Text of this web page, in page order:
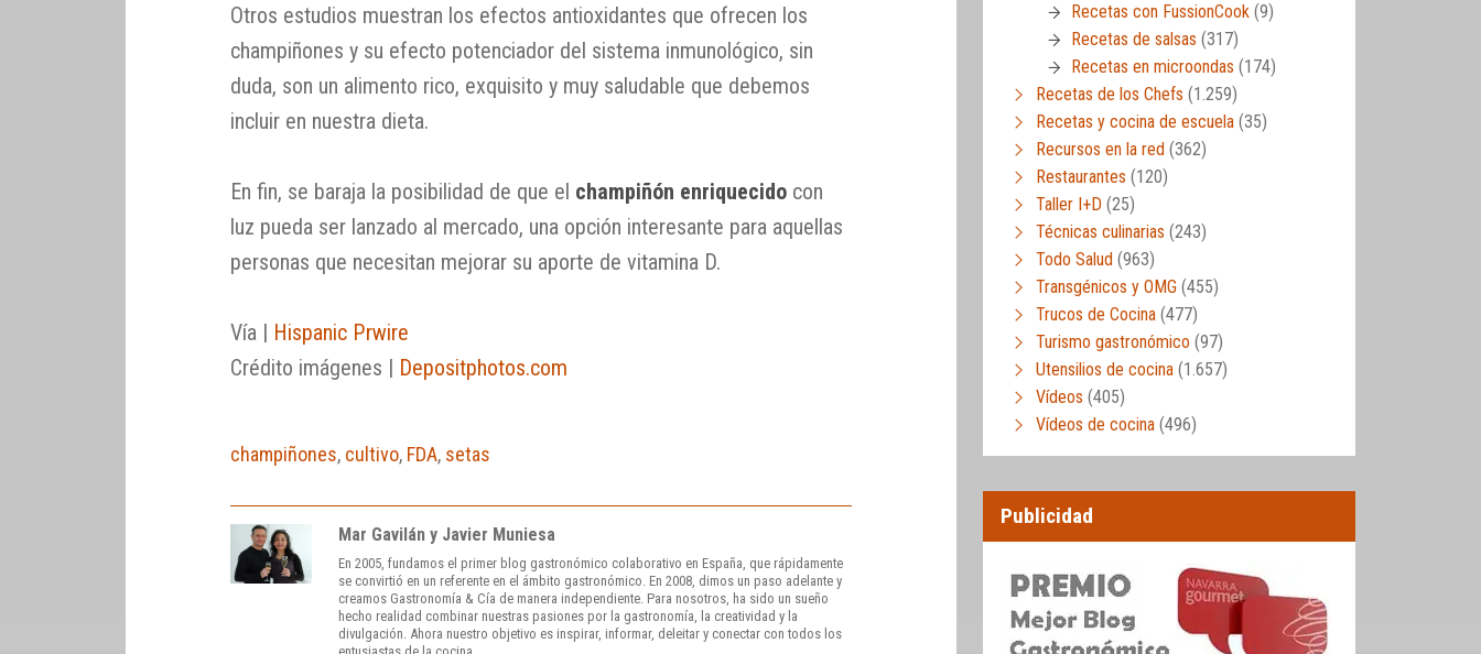
Otros estudios muestran los efectos antioxidantes que ofrecen los
champiñones y su efecto potenciador del sistema inmunológico, sin
duda, son un alimento rico, exquisito y muy saludable que debemos
incluir en nuestra dieta.
En fin, se baraja la posibilidad de que el champiñón enriquecido con
luz pueda ser lanzado al mercado, una opción interesante para aquellas
personas que necesitan mejorar su aporte de vitamina D.
Vía | Hispanic Prwire
Crédito imágenes | Depositphotos.com
champiñones, cultivo, FDA, setas
Mar Gavilán y Javier Muniesa
En 2005, fundamos el primer blog gastronómico colaborativo en España, que rápidamente
se convirtió en un referente en el ámbito gastronómico. En 2008, dimos un paso adelante y
creamos Gastronomía & Cía de manera independiente. Para nosotros, ha sido un sueño
hecho realidad combinar nuestras pasiones por la gastronomía, la creatividad y la
divulgación. Ahora nuestro objetivo es inspirar, informar, deleitar y conectar con todos los
Recetas con FussionCook (9)
Recetas de salsas (317)
Recetas en microondas (174)
Recetas de los Chefs (1.259)
Recetas y cocina de escuela (35)
Recursos en la red (362)
Restaurantes (120)
Taller I+D (25)
Técnicas culinarias (243)
Todo Salud (963)
Transgénicos y OMG (455)
Trucos de Cocina (477)
Turismo gastronómico (97)
Utensilios de cocina (1.657)
Vídeos (405)
Vídeos de cocina (496)
Publicidad